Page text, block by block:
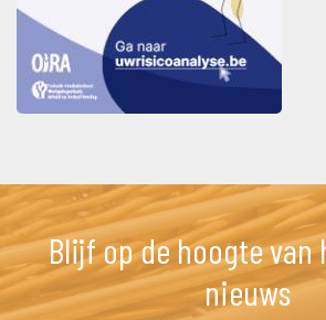
Blijf op de hoogte van
nieuw